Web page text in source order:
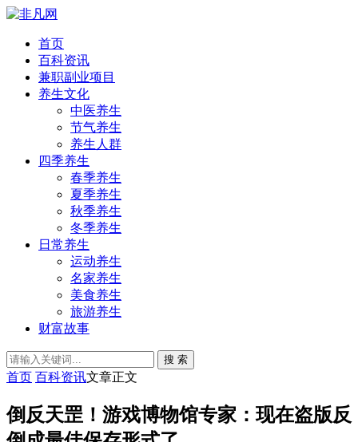
首页
百科资讯
兼职副业项目
养生文化
中医养生
节气养生
养生人群
四季养生
春季养生
夏季养生
秋季养生
冬季养生
日常养生
运动养生
名家养生
美食养生
旅游养生
财富故事
搜 索
首页 百科资讯文章正文
倒反天罡！游戏博物馆专家：现在盗版反